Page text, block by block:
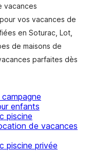
vacances
vos vacances de
en Soturac, Lot,
de maisons de
parfaites dès
enfants
piscine
de vacances
piscine privée